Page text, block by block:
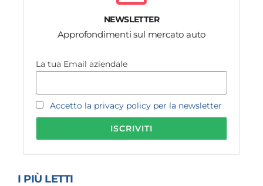
NEWSLETTER
Approfondimenti sul mercato auto
La tua Email aziendale
Accetto la privacy policy per la newsletter
I PIÙ LETTI